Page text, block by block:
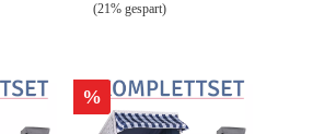
(21% gespart)
%